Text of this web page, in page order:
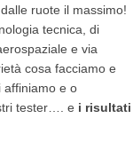
ruote il massimo!
tecnica, di
e via
cosa facciamo e
affiniamo e o
tester…. e i risultati